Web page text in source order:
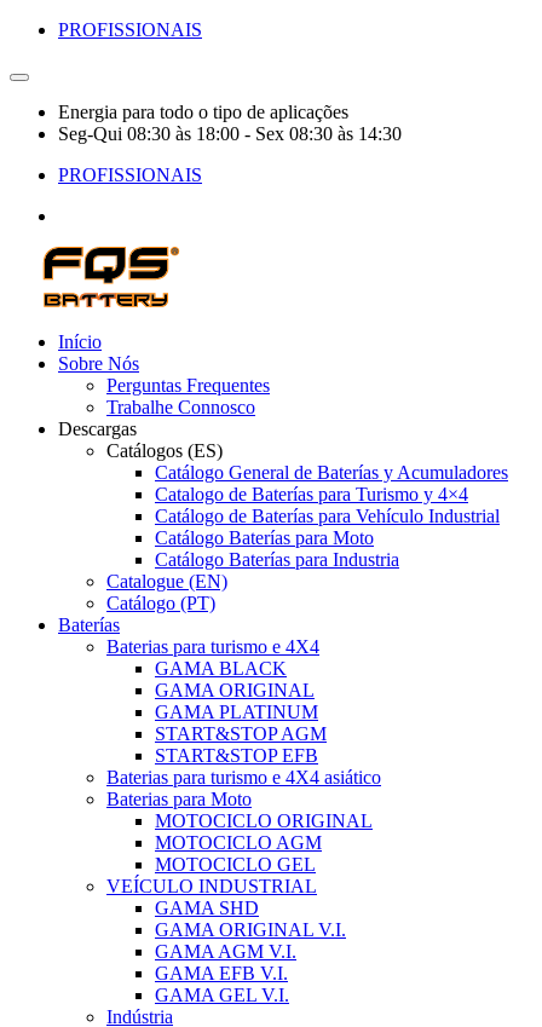
PROFISSIONAIS
Energia para todo o tipo de aplicações
Seg-Qui 08:30 às 18:00 - Sex 08:30 às 14:30
PROFISSIONAIS
Início
Sobre Nós
Perguntas Frequentes
Trabalhe Connosco
Descargas
Catálogos (ES)
Catálogo General de Baterías y Acumuladores
Catalogo de Baterías para Turismo y 4×4
Catálogo de Baterías para Vehículo Industrial
Catálogo Baterías para Moto
Catálogo Baterías para Industria
Catalogue (EN)
Catálogo (PT)
Baterías
Baterias para turismo e 4X4
GAMA BLACK
GAMA ORIGINAL
GAMA PLATINUM
START&STOP AGM
START&STOP EFB
Baterias para turismo e 4X4 asiático
Baterias para Moto
MOTOCICLO ORIGINAL
MOTOCICLO AGM
MOTOCICLO GEL
VEÍCULO INDUSTRIAL
GAMA SHD
GAMA ORIGINAL V.I.
GAMA AGM V.I.
GAMA EFB V.I.
GAMA GEL V.I.
Indústria